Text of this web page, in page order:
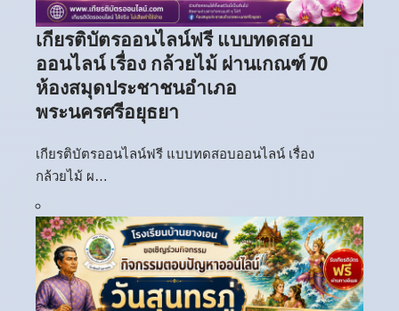
เกียรติบัตรออนไลน์ฟรี แบบทดสอบ
ออนไลน์ เรื่อง กล้วยไม้ ผ่านเกณฑ์ 70
ห้องสมุดประชาชนอำเภอ
พระนครศรีอยุธยา
เกียรติบัตรออนไลน์ฟรี แบบทดสอบออนไลน์ เรื่อง
กล้วยไม้ ผ…